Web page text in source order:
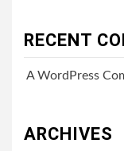
RECENT
A WordPress
ARCHIVES